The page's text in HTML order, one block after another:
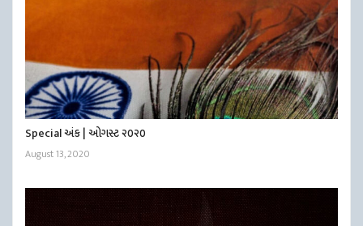
Special અંક | ઓગસ્ટ ૨૦૨૦
August 13, 2020